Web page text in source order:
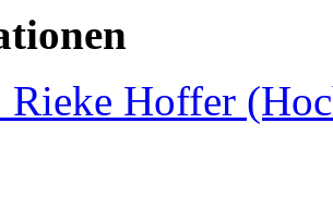
Rieke Hoffer